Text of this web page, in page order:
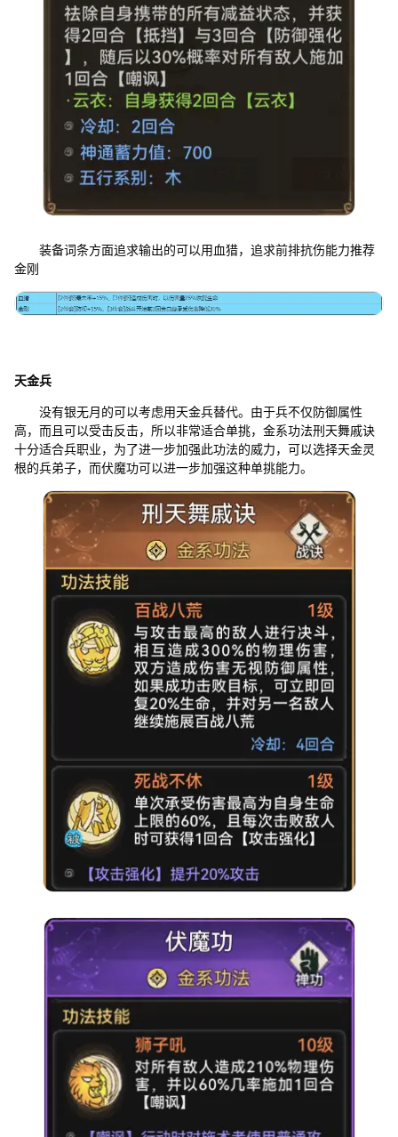
装备词条方面追求输出的可以用血猎，追求前排抗伤能力推荐
金刚
天金兵
没有银无月的可以考虑用天金兵替代。由于兵不仅防御属性
高，而且可以受击反击，所以非常适合单挑，金系功法刑天舞戚诀
十分适合兵职业，为了进一步加强此功法的威力，可以选择天金灵
根的兵弟子，而伏魔功可以进一步加强这种单挑能力。